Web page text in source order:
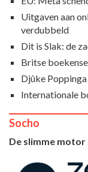
Uitgaven aan
verdubbeld
Dit is Slak: de
Britse
Djûke
Internationale
Socho
De slimme